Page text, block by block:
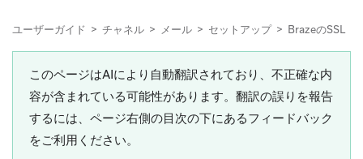
ユーザーガイド > チャネル > メール > セットアップ> BrazeのSSL
このページはAIにより自動翻訳されており、不正確な内
容が含まれている可能性があります。翻訳の誤りを報告
するには、ページ右側の目次の下にあるフィードバック
をご利用ください。